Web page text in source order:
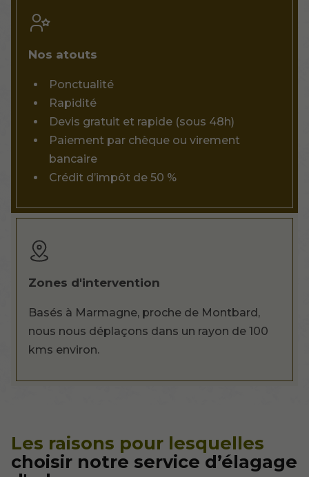
Nos atouts
Ponctualité
Rapidité
Devis gratuit et rapide (sous 48h)
Paiement par chèque ou virement
bancaire
Crédit d’impôt de 50 %
Zones d'intervention
Basés à Marmagne, proche de Montbard,
nous nous déplaçons dans un rayon de 100
kms environ.
Les raisons pour lesquelles
choisir notre service d’élagage